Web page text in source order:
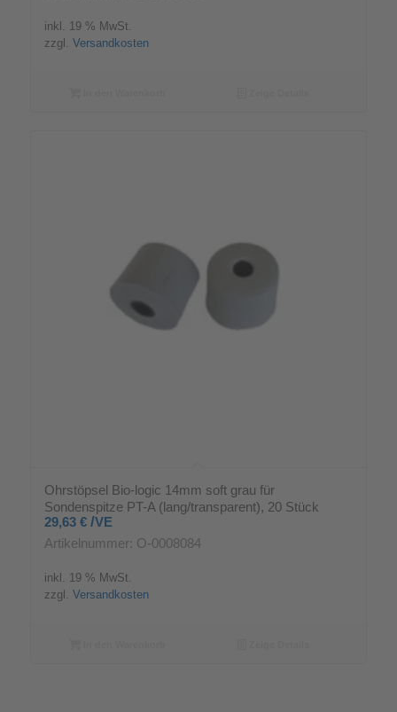
inkl. 19 % MwSt.
zzgl. Versandkosten
Ohrstöpsel Bio-logic 14mm soft grau für
Sondenspitze PT-A (lang/transparent), 20 Stück
29,63 € /VE
Artikelnummer: O-0008084
inkl. 19 % MwSt.
zzgl. Versandkosten